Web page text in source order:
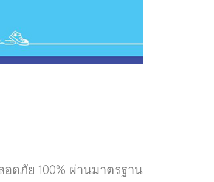
ดภัย 100% ผ่านมาตรฐาน